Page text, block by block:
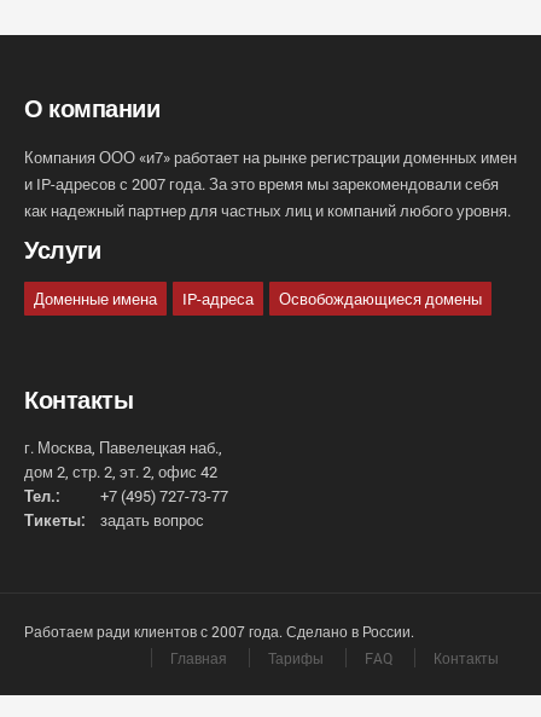
О компании
Компания ООО «и7» работает на рынке регистрации доменных имен
и IP-адресов с 2007 года. За это время мы зарекомендовали себя
как надежный партнер для частных лиц и компаний любого уровня.
Услуги
Доменные имена IP-адреса Освобождающиеся домены
Контакты
г. Москва, Павелецкая наб.,
дом 2, стр. 2, эт. 2, офис 42
Тел.:
+7 (495) 727-73-77
Тикеты:
задать вопрос
Работаем ради клиентов с 2007 года. Сделано в России.
Главная
Тарифы FAQ Контакты